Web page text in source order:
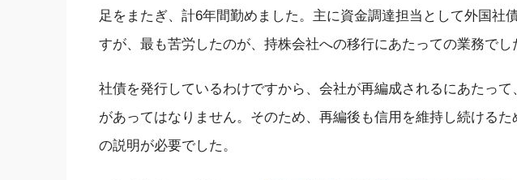
足をまたぎ、計6年間勤めました。主に資金調達担当として外国社
すが、最も苦労したのが、持株会社への移行にあたっての業務でし
社債を発行しているわけですから、会社が再編成されるにあたって
があってはなりません。そのため、再編後も信用を維持し続ける
の説明が必要でした。